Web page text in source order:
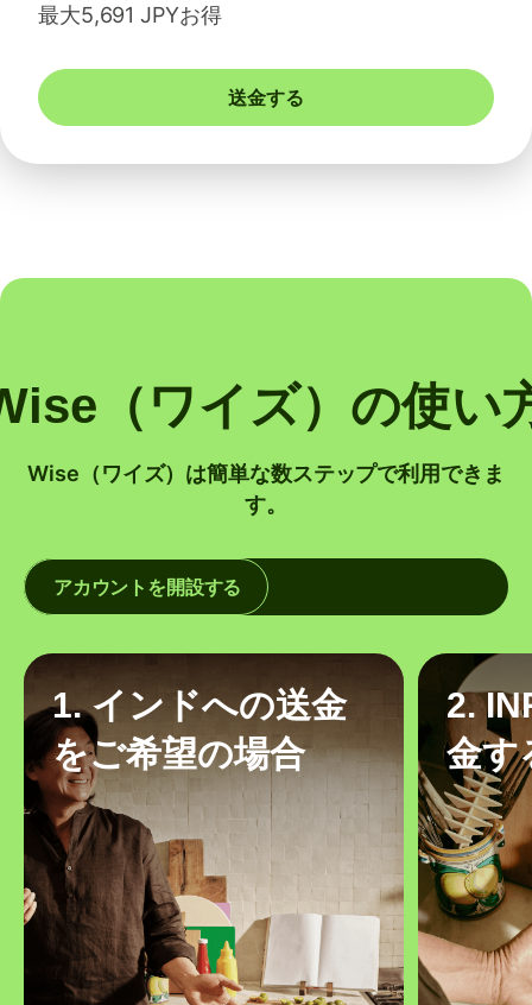
最大5,691 JPYお得
送金する
（ワイズ）の使い
Wise（ワイズ）は簡単な数ステップで利用できま
す。
アカウントを開設する
1. インドへの送金
をご希望の場合
2.
金す